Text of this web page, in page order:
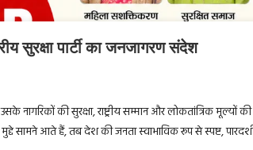
सुरक्षा पार्टी का जनजागरण संदेश
नागरिकों की सुरक्षा, राष्ट्रीय सम्मान और लोकतांत्रिक मूल्यों की
मुद्दे सामने आते हैं, तब देश की जनता स्वाभाविक रूप से स्पष्ट,